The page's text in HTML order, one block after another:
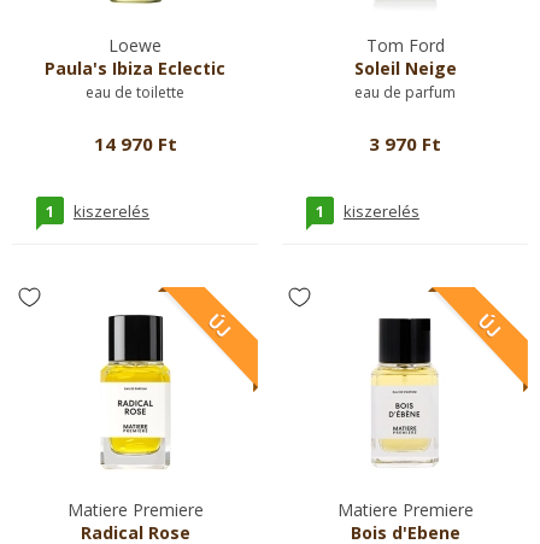
Loewe
Paula's Ibiza Eclectic
eau de toilette
14 970 Ft
1 kiszerelés
Tom Ford
Soleil Neige
eau de parfum
3 970 Ft
1 kiszerelés
Matiere Premiere
Radical Rose
Matiere Premiere
Bois d'Ebene